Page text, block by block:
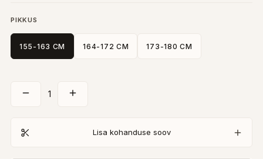
PIKKUS
155-163 CM 164-172 CM 173-180 CM
1
Lisa kohanduse soov